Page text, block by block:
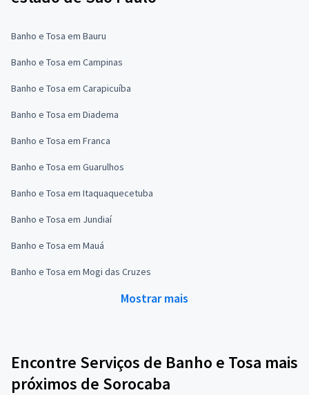
Banho e Tosa em Bauru
Banho e Tosa em Campinas
Banho e Tosa em Carapicuíba
Banho e Tosa em Diadema
Banho e Tosa em Franca
Banho e Tosa em Guarulhos
Banho e Tosa em Itaquaquecetuba
Banho e Tosa em Jundiaí
Banho e Tosa em Mauá
Banho e Tosa em Mogi das Cruzes
Mostrar mais
Encontre Serviços de Banho e Tosa mais
próximos de Sorocaba